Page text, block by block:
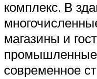
комплекс. В
магазины и
современное